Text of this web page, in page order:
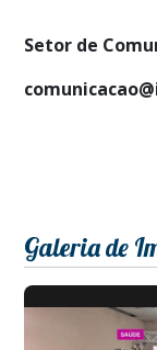
Setor de
Galeria de